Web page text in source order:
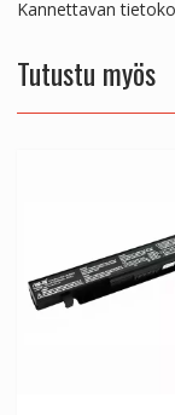
Kannettavan
Tutustu myös